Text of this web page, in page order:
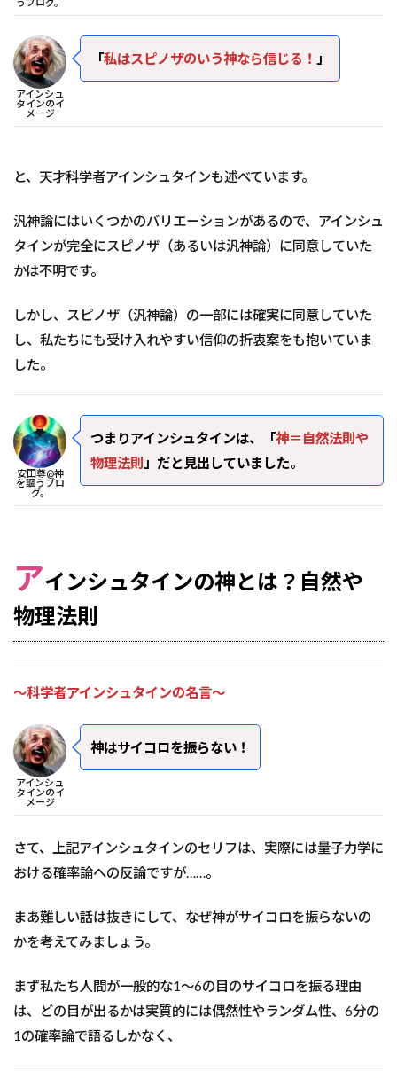
うブログ。
アインシュ
タインのイ
メージ
「私はスピノザのいう神なら信じる！ 」
と、天才科学者アインシュタインも述べています。
汎神論にはいくつかのバリエーションがあるので、アインシュ
タインが完全にスピノザ（あるいは汎神論）に同意していた
かは不明です。
しかし、スピノザ（汎神論）の一部には確実に同意していた
し、私たちにも受け入れやすい信仰の折衷案をも抱いていま
した。
安田尊@神
を謳うブロ
グ。
つまりアインシュタインは、「神＝自然法則や
物理法則 」だと見出していました。
アインシュタインの神とは？自然や
物理法則
～科学者アインシュタインの名言～
アインシュ
タインのイ
メージ
神はサイコロを振らない！
さて、上記アインシュタインのセリフは、実際には量子力学に
おける確率論への反論ですが……。
まあ難しい話は抜きにして、なぜ神がサイコロを振らないの
かを考えてみましょう。
まず私たち人間が一般的な1～6の目のサイコロを振る理由
は、どの目が出るかは実質的には偶然性やランダム性、6分の
1の確率論で語るしかなく、